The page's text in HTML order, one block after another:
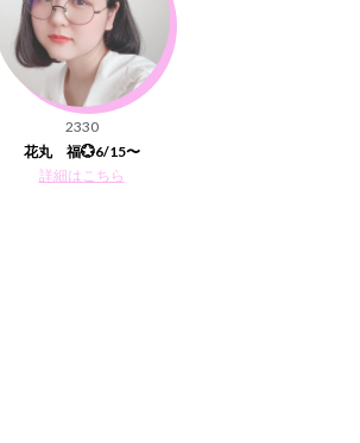
2330
花丸 福💮6/15〜
詳細はこちら